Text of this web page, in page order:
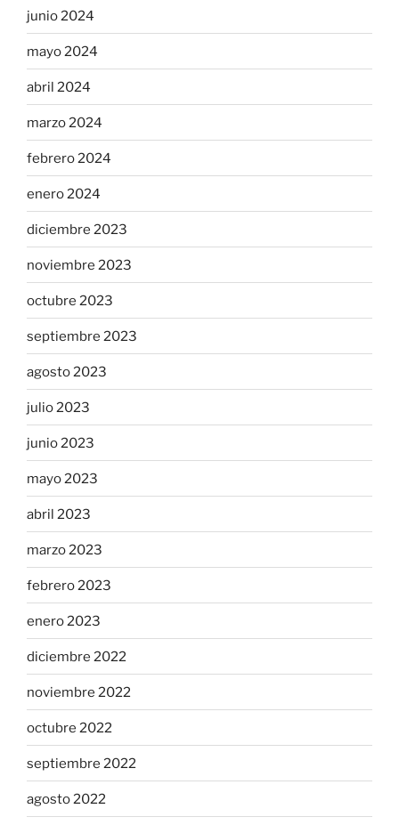
junio 2024
mayo 2024
abril 2024
marzo 2024
febrero 2024
enero 2024
diciembre 2023
noviembre 2023
octubre 2023
septiembre 2023
agosto 2023
julio 2023
junio 2023
mayo 2023
abril 2023
marzo 2023
febrero 2023
enero 2023
diciembre 2022
noviembre 2022
octubre 2022
septiembre 2022
agosto 2022